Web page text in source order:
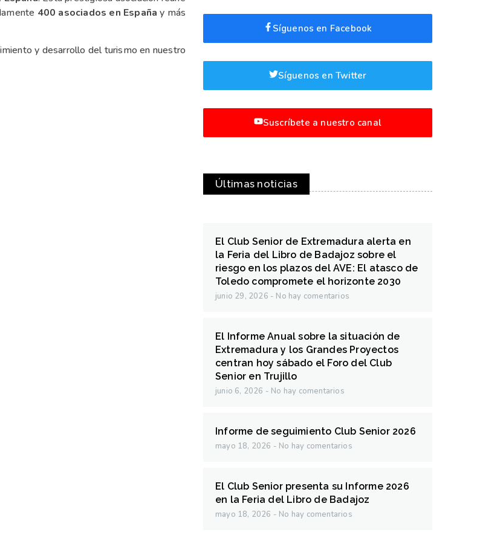
400 asociados en España y más
y desarrollo del turismo en nuestro
Síguenos en Facebook
Síguenos en Twitter
Suscríbete a nuestro canal
Últimas noticias
El Club Senior de Extremadura alerta en
la Feria del Libro de Badajoz sobre el
riesgo en los plazos del AVE: El atasco de
Toledo compromete el horizonte 2030
junio 29, 2026 No hay comentarios
El Informe Anual sobre la situación de
Extremadura y los Grandes Proyectos
centran hoy sábado el Foro del Club
Senior en Trujillo
junio 6, 2026 No hay comentarios
Informe de seguimiento Club Senior 2026
mayo 18, 2026 No hay comentarios
El Club Senior presenta su Informe 2026
en la Feria del Libro de Badajoz
mayo 18, 2026 No hay comentarios